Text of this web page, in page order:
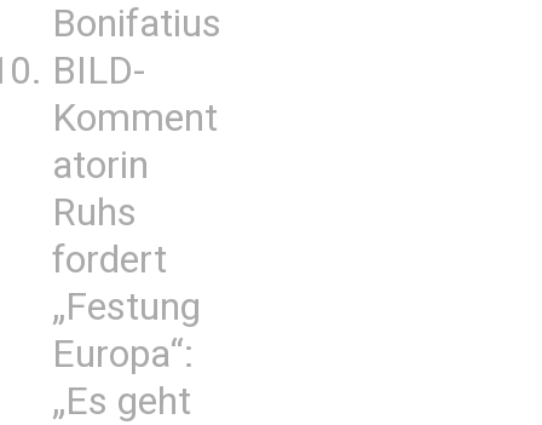
Bonifatius
BILD-
Komment
atorin
Ruhs
fordert
„Festung
Europa“:
„Es geht